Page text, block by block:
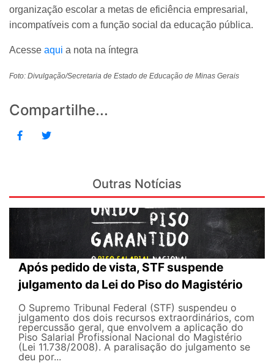
organização escolar a metas de eficiência empresarial,
incompatíveis com a função social da educação pública.
Acesse aqui a nota na íntegra
Foto: Divulgação/Secretaria de Estado de Educação de Minas Gerais
Compartilhe...
Outras Notícias
Após pedido de vista, STF suspende
julgamento da Lei do Piso do Magistério
O Supremo Tribunal Federal (STF) suspendeu o
julgamento dos dois recursos extraordinários, com
repercussão geral, que envolvem a aplicação do
Piso Salarial Profissional Nacional do Magistério
(Lei 11.738/2008). A paralisação do julgamento se
deu por...